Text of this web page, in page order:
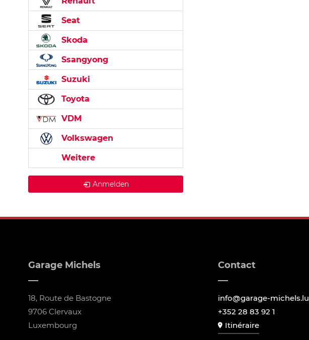
Seat
Skoda
Ssangyong
Suzuki
Toyota
VDM
Volkswagen
Weitere
Anmelden
Garage Michels
18, Route de Bastogne
9706 Clervaux
Luxembourg
Contact
info@garage-michels.lu
+352 28 83 92 1
Itinéraire